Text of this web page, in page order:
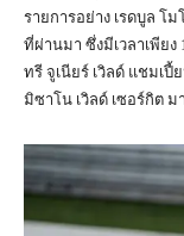
รายการอย่าง เรดบูล โ
ที่ผ่านมา ซึ่งมีเวลาเพีย
ทรี จูเนียร์ เวิลด์ แชมเ
มิซาโน เวิลด์ เซอร์กิต